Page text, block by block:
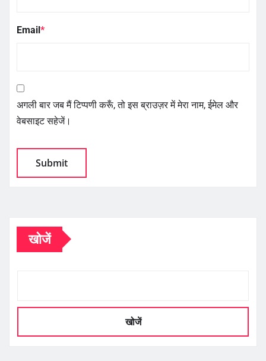
Email*
अगली बार जब मैं टिप्पणी करूँ, तो इस ब्राउज़र में मेरा नाम, ईमेल और
वेबसाइट सहेजें।
खोजें
खोजें